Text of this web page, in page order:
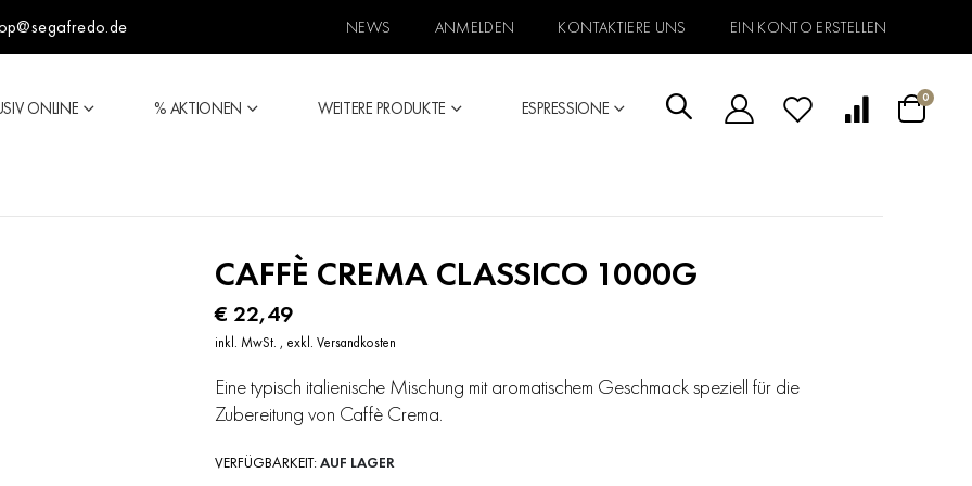
NEWS ANMELDEN KONTAKTIERE UNS EIN KONTO ERSTELLEN
ONLINE % AKTIONEN WEITERE PRODUKTE ESPRESSIONE
Warenkorb
0Artikel
CAFFÈ CREMA CLASSICO 1000G
€ 22,49
inkl. MwSt. ,exkl.Versandkosten
Eine typisch italienische Mischung mit aromatischem Geschmack speziell für die
Zubereitung von Caffè Crema.
VERFÜGBARKEIT: AUF LAGER